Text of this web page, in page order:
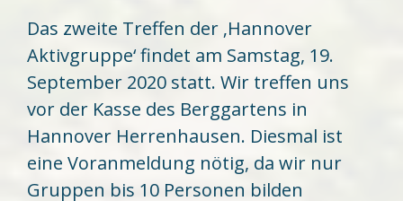
Das zweite Treffen der ‚Hannover
Aktivgruppe‘ findet am Samstag, 19.
September 2020 statt. Wir treffen uns
vor der Kasse des Berggartens in
Hannover Herrenhausen. Diesmal ist
eine Voranmeldung nötig, da wir nur
Gruppen bis 10 Personen bilden